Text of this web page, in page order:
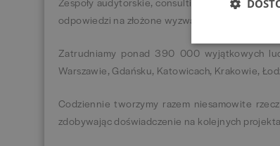
odpowiedzi na złożone wyzwania, przed którymi
Zatrudniamy ponad 390 000 wyjątkowych
Warszawie, Gdańsku, Katowicach, Krakowie,
Codziennie tworzymy razem niesamowite
zdobywając doświadczenie na kolejnych